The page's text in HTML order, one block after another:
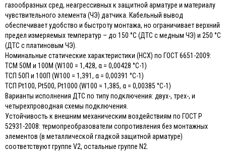
газообразных сред, неагрессивных к защитной арматуре и материалу
чувствительного элемента (ЧЭ) датчика. Кабельный вывод
обеспечивает удобство и быстроту монтажа, но ограничивает верхний
предел измеряемых температур – до 150 °С (ДТС с медным ЧЭ) и 250 °С
(ДТС с платиновым ЧЭ).
Номинальные статические характеристики (НСХ) по ГОСТ 6651-2009:
ТСМ 50М и 100М (W100 = 1,428, α = 0,00428 °С-1)
ТСП 50П и 100П (W100 = 1,391, α = 0,00391 °С-1)
ТСП Pt100, Pt500, Pt1000 (W100 = 1,385, α = 0,00385 °С-1)
Варианты исполнения ДТС по типу подключения: двух-, трех-, и
четырехпроводная схемы подключения.
Устойчивость к внешним механическим воздействиям по ГОСТ Р
52931-2008: термопреобразователи сопротивления без монтажных
элементов (в металлической гладкой защитной арматуре)
соответствуют группе V2, остальные группе N2.